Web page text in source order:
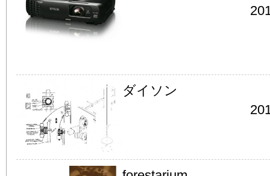
ダイソン